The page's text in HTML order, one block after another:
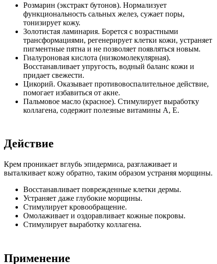
Розмарин (экстракт бутонов). Нормализует
функциональность сальных желез, сужает поры,
тонизирует кожу.
Золотистая ламинария. Борется с возрастными
трансформациями, регенерирует клетки кожи, устраняет
пигментные пятна и не позволяет появляться новым.
Гиалуроновая кислота (низкомолекулярная).
Восстанавливает упругость, водный баланс кожи и
придает свежести.
Цикорий. Оказывает противовоспалительное действие,
помогает избавиться от акне.
Пальмовое масло (красное). Стимулирует выработку
коллагена, содержит полезные витамины А, Е.
Действие
Крем проникает вглубь эпидермиса, разглаживает и
выталкивает кожу обратно, таким образом устраняя морщины.
Восстанавливает поврежденные клетки дермы.
Устраняет даже глубокие морщины.
Стимулирует кровообращение.
Омолаживает и оздоравливает кожные покровы.
Стимулирует выработку коллагена.
Применение